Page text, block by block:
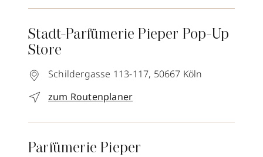
Stadt-Parfümerie Pieper Pop-Up
Store
Schildergasse 113-117, 50667 Köln
zum Routenplaner
Parfümerie Pieper